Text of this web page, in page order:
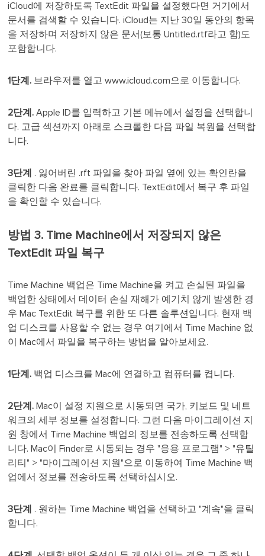
iCloud에 저장하도록 TextEdit 파일을 설정했다면 거기에서
문서를 검색할 수 있습니다. iCloud는 지난 30일 동안의 항목
을 저장하며 저장하지 않은 문서(보통 Untitled.rtf라고 함)도
포함합니다.
1단계. 브라우저를 열고 www.icloud.com으로 이동합니다.
2단계. Apple ID를 입력하고 기본 메뉴에서 설정을 선택합니
다. 고급 섹션까지 아래로 스크롤한 다음 파일 복원을 선택합
니다.
3단계
. 잃어버린 .rft 파일을 찾아 파일 옆에 있는 확인란을
클릭한 다음 완료를 클릭합니다. TextEdit에서 복구 후 파일
을 확인할 수 있습니다.
방법 3. Time Machine에서 저장되지 않은
TextEdit 파일 복구
Time Machine 백업은 Time Machine을 켜고 손실된 파일을
백업한 상태에서 데이터 손실 재해가 예기치 않게 발생한 경
우 Mac TextEdit 복구를 위한 또 다른 솔루션입니다. 현재 백
업 디스크를 사용할 수 없는 경우 여기에서 Time Machine 없
이 Mac에서 파일을 복구하는 방법을 알아보세요.
1단계. 백업 디스크를 Mac에 연결하고 컴퓨터를 켭니다.
2단계. Mac이 설정 지원으로 시동되면 국가, 키보드 및 네트
워크의 세부 정보를 설정합니다. 그런 다음 마이그레이션 지
원 창에서 Time Machine 백업의 정보를 전송하도록 선택합
니다. Mac이 Finder로 시동되는 경우 "응용 프로그램" > "유틸
리티" > "마이그레이션 지원"으로 이동하여 Time Machine 백
업에서 정보를 전송하도록 선택하십시오.
3단계
. 원하는 Time Machine 백업을 선택하고 "계속"을 클릭
합니다.